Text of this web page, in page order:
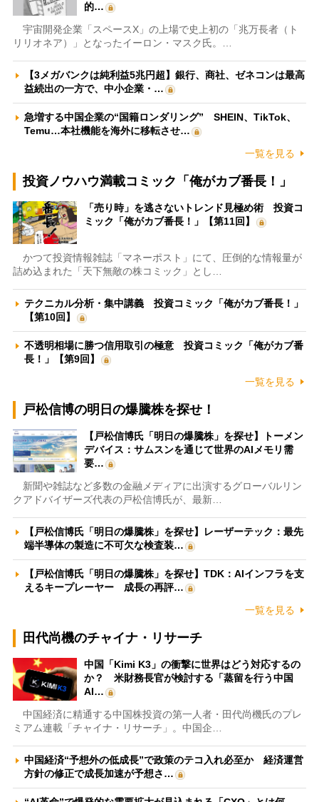
的…
宇宙開発企業「スペースX」の上場で史上初の「兆万長者（ト
リリオネア）」となったイーロン・マスク氏。…
【3メガバンクは純利益5兆円超】銀行、商社、ゼネコンは最高
益続出の一方で、中小企業・…
急増する中国企業の“国籍ロンダリング” SHEIN、TikTok、
Temu…本社機能を海外に移転させ…
一覧を見る
投資ノウハウ満載コミック「俺がカブ番長！」
「売り時」を逃さないトレンド見極め術 投資コ
ミック「俺がカブ番長！」【第11回】
かつて投資情報雑誌「マネーポスト」にて、圧倒的な情報量が
詰め込まれた「天下無敵の株コミック」とし…
テクニカル分析・集中講義 投資コミック「俺がカブ番長！」
【第10回】
不透明相場に勝つ信用取引の極意 投資コミック「俺がカブ番
長！」【第9回】
一覧を見る
戸松信博の明日の爆騰株を探せ！
【戸松信博氏「明日の爆騰株」を探せ】トーメン
デバイス：サムスンを通じて世界のAIメモリ需
要…
新聞や雑誌など多数の金融メディアに出演するグローバルリン
クアドバイザーズ代表の戸松信博氏が、最新…
【戸松信博氏「明日の爆騰株」を探せ】レーザーテック：最先
端半導体の製造に不可欠な検査装…
【戸松信博氏「明日の爆騰株」を探せ】TDK：AIインフラを支
えるキープレーヤー 成長の再評…
一覧を見る
田代尚機のチャイナ・リサーチ
中国「Kimi K3」の衝撃に世界はどう対応するの
か？ 米財務長官が検討する「蒸留を行う中国
AI…
中国経済に精通する中国株投資の第一人者・田代尚機氏のプレ
ミアム連載「チャイナ・リサーチ」。中国企…
中国経済“予想外の低成長”で政策のテコ入れ必至か 経済運営
方針の修正で成長加速が予想さ…